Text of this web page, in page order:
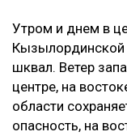
Утром и днем в
Кызылординской
шквал. Ветер
центре, на
области
опасность, на